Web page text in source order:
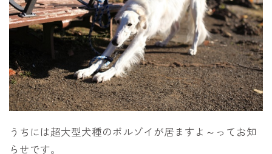
うちには超大型犬種のボルゾイが居ますよ～ってお知
らせです。